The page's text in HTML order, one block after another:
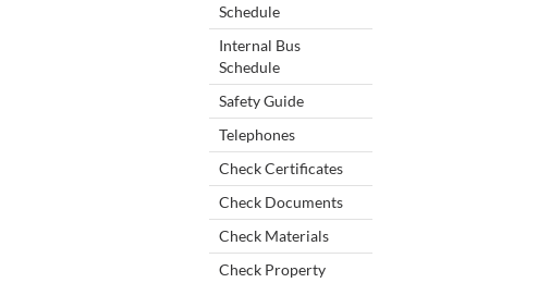
Schedule
Internal Bus
Schedule
Safety Guide
Telephones
Check Certificates
Check Documents
Check Materials
Check Property